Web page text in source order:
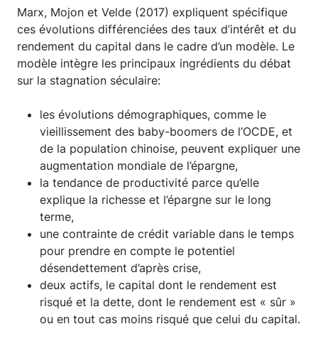
Marx, Mojon et Velde (2017) expliquent spécifique
ces évolutions différenciées des taux d’intérêt et du
rendement du capital dans le cadre d’un modèle. Le
modèle intègre les principaux ingrédients du débat
sur la stagnation séculaire:
les évolutions démographiques, comme le
vieillissement des baby-boomers de l’OCDE, et
de la population chinoise, peuvent expliquer une
augmentation mondiale de l’épargne,
la tendance de productivité parce qu’elle
explique la richesse et l’épargne sur le long
terme,
une contrainte de crédit variable dans le temps
pour prendre en compte le potentiel
désendettement d’après crise,
deux actifs, le capital dont le rendement est
risqué et la dette, dont le rendement est « sûr »
ou en tout cas moins risqué que celui du capital.